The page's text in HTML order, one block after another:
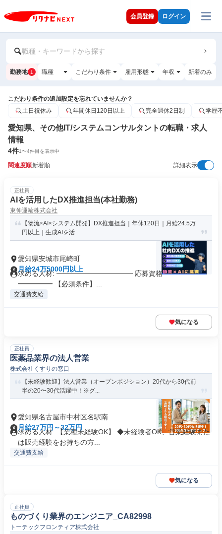
会員登録 ログイン
職種・キーワードから探す
勤務地 1 職種 こだわり条件 雇用形態 年収 新着のみ
こだわり条件の追加設定を忘れていませんか？
土日祝休み
年間休日120日以上 完全週休2日制 学歴
愛知県、その他IT/システムコンサルタントの転職・求人
情報
4件1〜4件目を表示中
関連度順新着順 詳細表示
正社員
AIを活用したDX推進担当(本社勤務)
東伸運輸株式会社
【物流×AI×システム開発】DX推進担当｜年休120日｜月給24.5万
円以上｜生成AIを活...
愛知県安城市尾崎町
月給24万5000円以上
求める人材: ━━━━━━━━━━━ 応募資格 ━━━━━━
━━━━━ 【必須条件】...
交通費支給
気になる
正社員
医薬品業界の法人営業
株式会社くすりの窓口
【未経験歓迎】法人営業（オープンポジション）20代から30代前
半の20〜30代活躍中！※グ...
愛知県名古屋市中村区名駅南
月給27万円～32万円
求める人材: 【業種未経験OK】 ◆未経験者OK、営業経験また
は販売経験をお持ちの方...
交通費支給
気になる
正社員
ものづくり業界のエンジニア_CA82998
トーテックフロンティア株式会社